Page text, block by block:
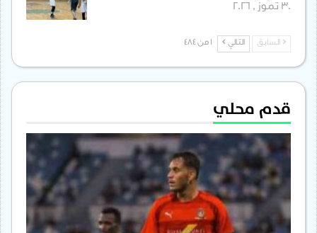
30 تموز , 2026
السابق التالي
قدم محلي